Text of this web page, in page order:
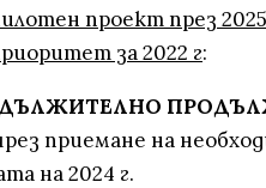
проект през 2025
за 2022 г:
приемане на
на 2024 г.